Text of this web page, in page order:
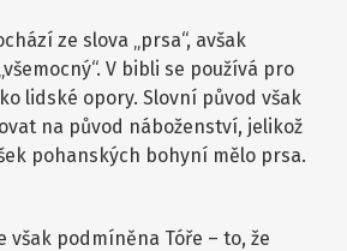
ze slova „prsa“, avšak
V bibli se používá pro
lidské opory. Slovní původ však
na původ náboženství, jelikož
pohanských bohyní mělo prsa.
však podmíněna Tóře – to, že